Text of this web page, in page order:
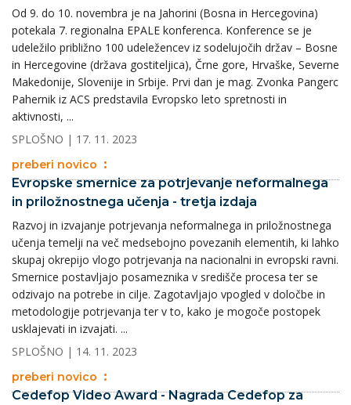
Od 9. do 10. novembra je na Jahorini (Bosna in Hercegovina)
potekala 7. regionalna EPALE konferenca. Konference se je
udeležilo približno 100 udeležencev iz sodelujočih držav – Bosne
in Hercegovine (država gostiteljica), Črne gore, Hrvaške, Severne
Makedonije, Slovenije in Srbije. Prvi dan je mag. Zvonka Pangerc
Pahernik iz ACS predstavila Evropsko leto spretnosti in
aktivnosti, ...
SPLOŠNO | 17. 11. 2023
preberi novico
Evropske smernice za potrjevanje neformalnega
in priložnostnega učenja - tretja izdaja
Razvoj in izvajanje potrjevanja neformalnega in priložnostnega
učenja temelji na več medsebojno povezanih elementih, ki lahko
skupaj okrepijo vlogo potrjevanja na nacionalni in evropski ravni.
Smernice postavljajo posameznika v središče procesa ter se
odzivajo na potrebe in cilje. Zagotavljajo vpogled v določbe in
metodologije potrjevanja ter v to, kako je mogoče postopek
usklajevati in izvajati. ...
SPLOŠNO | 14. 11. 2023
preberi novico
Cedefop Video Award - Nagrada Cedefop za